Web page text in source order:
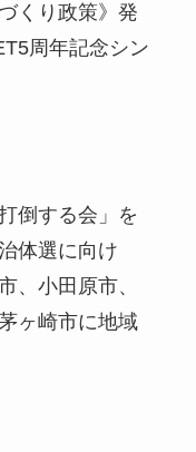
くり政策》発
周年記念シン
倒する会」を
体選に向け
、小田原市、
ヶ崎市に地域